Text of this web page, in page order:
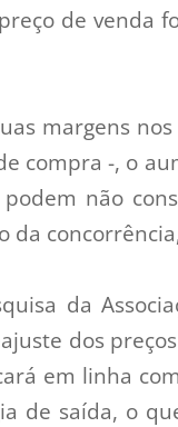
de venda
margens
compra -, o
não
da
da
dos
em linha
de saída, o